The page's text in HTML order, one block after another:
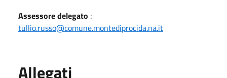
Assessore delegato :
tullio.russo@comune.montediprocida.na.it
Allegati